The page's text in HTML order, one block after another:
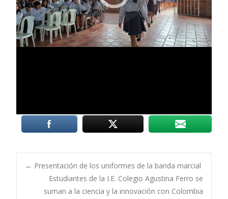
Post
← Presentación de los uniformes de la banda marcial
Estudiantes de la I.E. Colegio Agustina Ferro se
suman a la ciencia y la innovación con Colombia